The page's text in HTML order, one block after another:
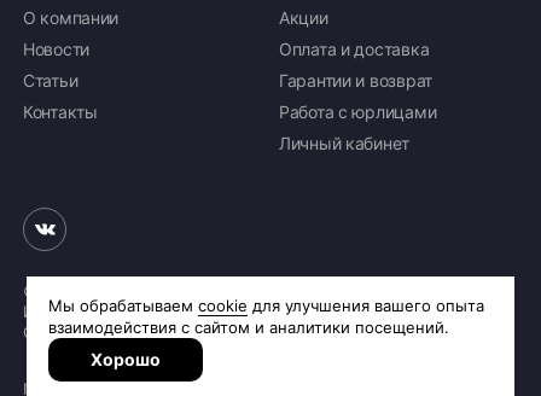
О компании
Новости
Статьи
Контакты
Акции
Оплата и доставка
Гарантии и возврат
Работа с юрлицами
Личный кабинет
© 2026 «Шинное бюро Шлепакова»
Интернет-магазин шин и дисков
Сделано вR.class
Политика обработки персональных данных